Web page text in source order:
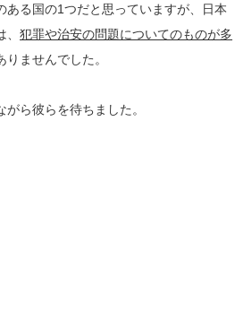
ある国の1つだと思っていますが、日本
犯罪や治安の問題についてのものが多
りませんでした。
ら彼らを待ちました。